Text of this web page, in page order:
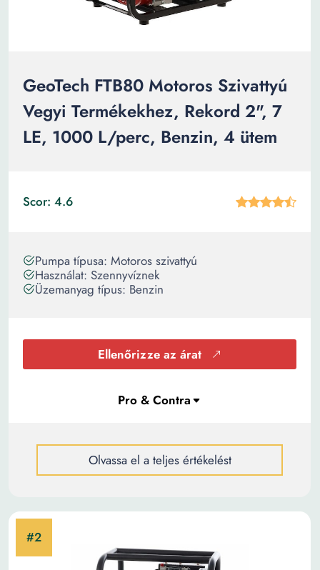
GeoTech FTB80 Motoros Szivattyú
Vegyi Termékekhez, Rekord 2", 7
LE, 1000 L/perc, Benzin, 4 ütem
Scor: 4.6
Pumpa típusa: Motoros szivattyú
Használat: Szennyvíznek
Üzemanyag típus: Benzin
Ellenőrizze az árat
Olvassa el a teljes értékelést